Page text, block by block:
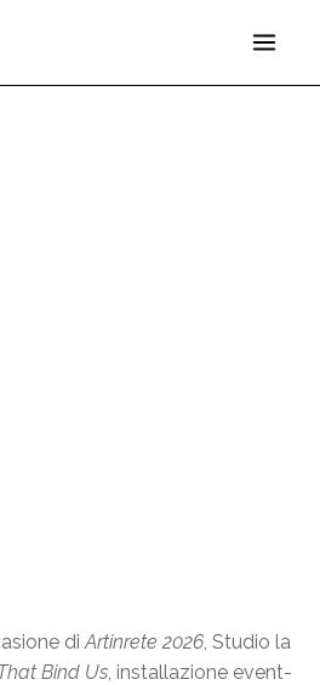
PER
diArtinrete 2026, Studio la
Bind Us, installazione event-